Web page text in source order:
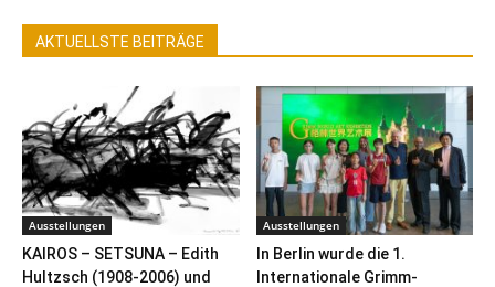
AKTUELLSTE BEITRÄGE
Ausstellungen
KAIROS – SETSUNA – Edith
Hultzsch (1908-2006) und
Ausstellungen
In Berlin wurde die 1.
Internationale Grimm-